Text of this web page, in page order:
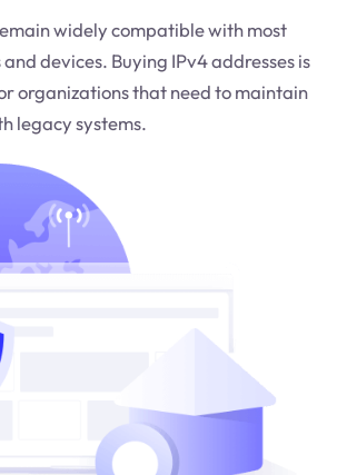
widely compatible with most
devices. Buying IPv4 addresses is
organizations that need to maintain
legacy systems.